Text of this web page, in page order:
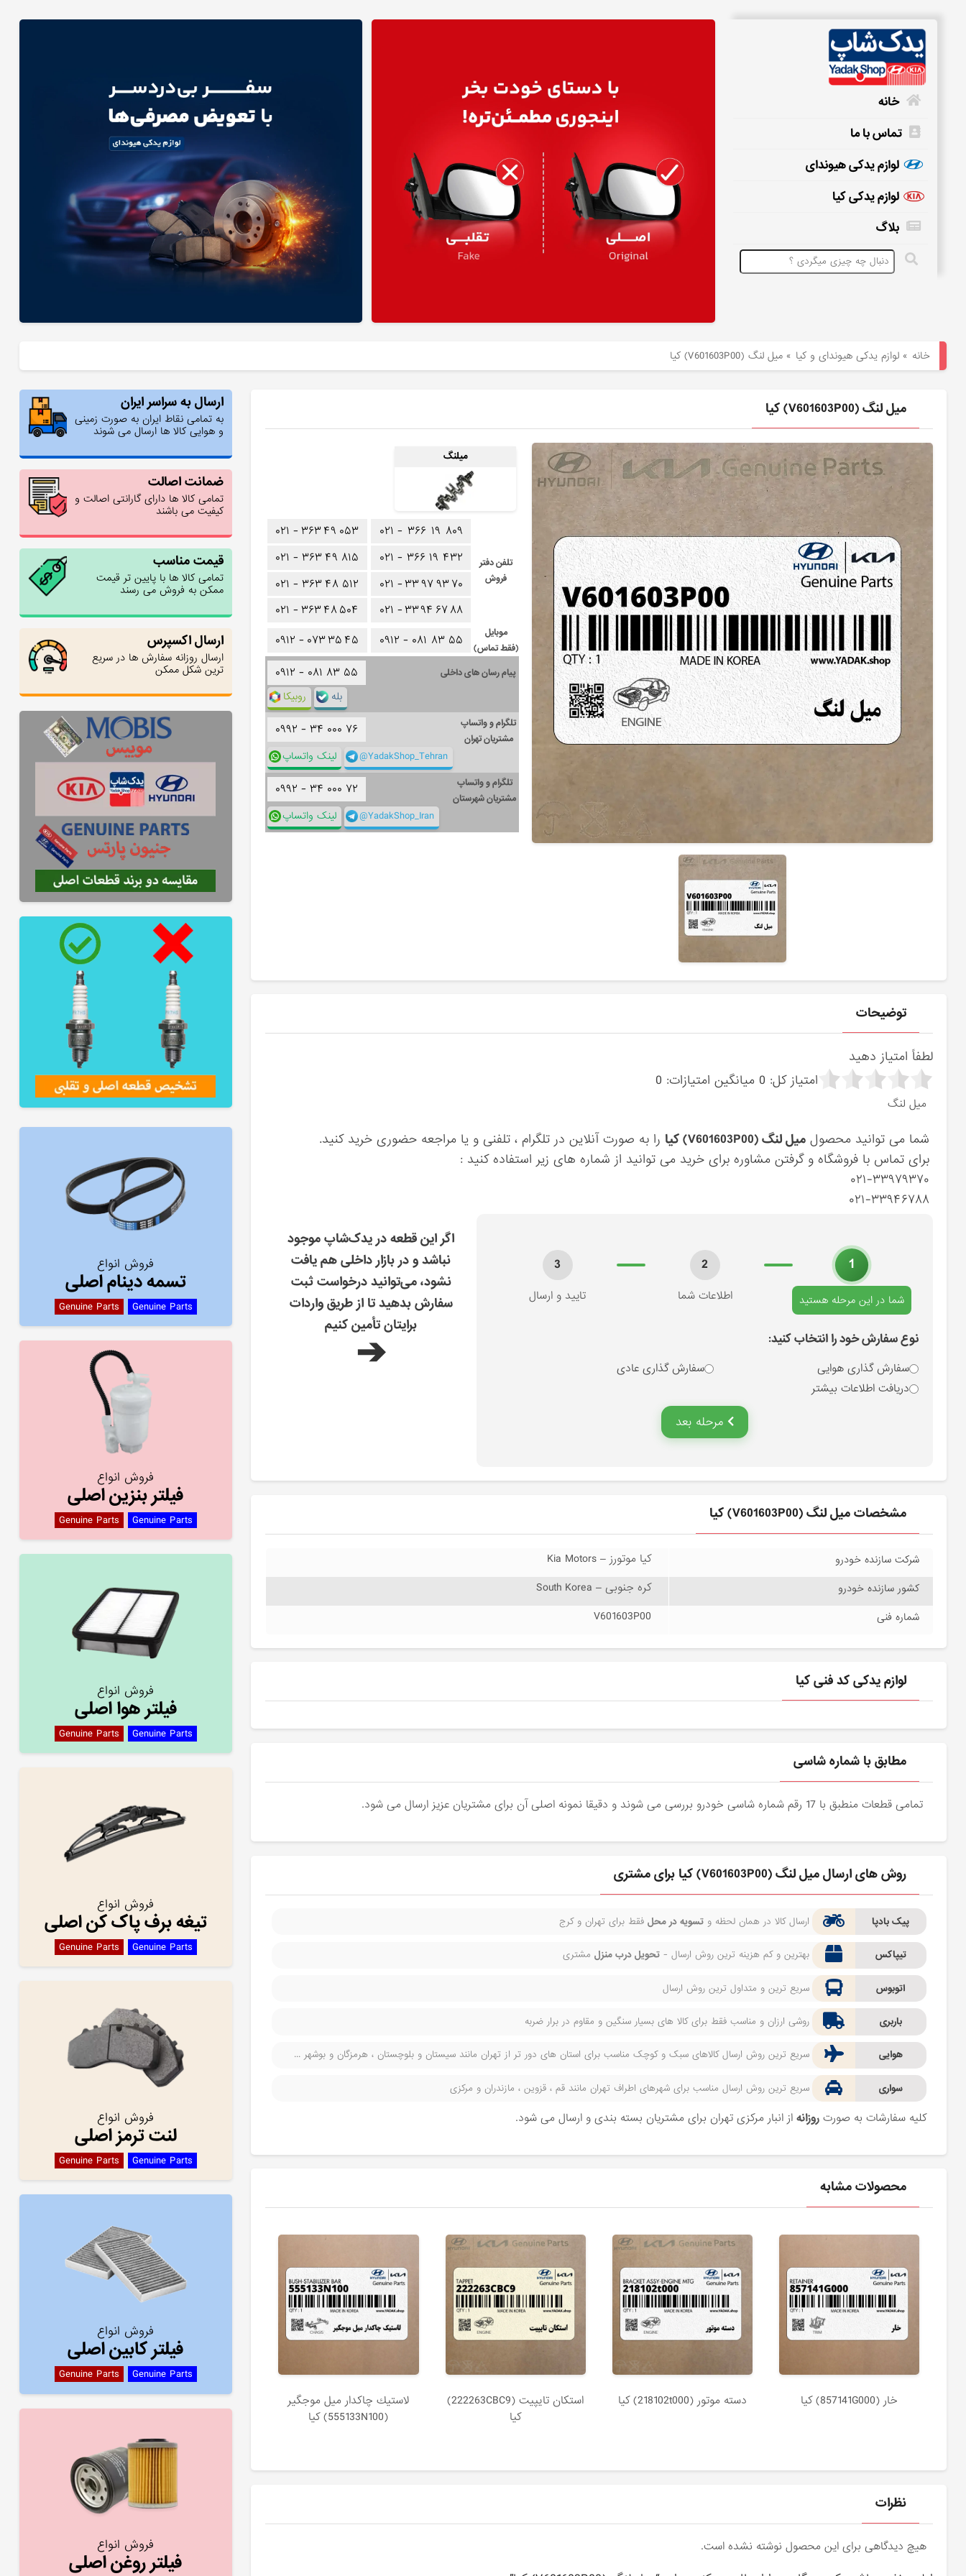
لوازم
خانه
تماس با ما
لوازم یدکی هیوندای
لوازم یدکی کیا
بلاگ
خانه »لوازم یدکی هیوندای و کیا »ميل لنگ (V601603P00) کیا
ارسال به سراسر ایران
به تمامی نقاط ایران به صورت زمینی
و هوایی کالا ها ارسال می شوند
ضمانت اصالت
تمامی کالا ها دارای گارانتی اصالت و
کیفیت می باشند
قیمت مناسب
تمامی کالا ها با پایین تر قیمت
ممکن به فروش می رسند
ارسال اکسپرس
ارسال روزانه سفارش ها در سریع
ترین شکل ممکن
ميل لنگ (V601603P00) کیا
میلنگ
تلفن دفتر
فروش
۰۲۱ - ۳۶۶ ۱۹ ۸۰۹
۰۲۱ - ۳۶۶ ۱۹ ۴۳۲
۰۲۱ -۳۳۹۷۹۳۷۰
۰۲۱ -۳۳۹۴ ۶۷۸۸
۰۲۱ - ۳۶۳۴۹ ۰۵۳
۰۲۱ - ۳۶۳ ۴۹ ۸۱۵
۰۲۱ - ۳۶۳ ۴۸ ۵۱۲
۰۲۱ - ۳۶۳۴۸۵۰۴
موبایل
(فقط تماس)
۰۹۱۲ - ۰۸۱ ۸۳ ۵۵ ۰۹۱۲ - ۰۷۳۳۵ ۴۵
پیام رسان های داخلی ۰۹۱۲ - ۰۸۱ ۸۳ ۵۵
روبیکا بله
تلگرام و واتساپ
مشتریان تهران
۰۹۹۲ - ۳۴ ۰۰۰ ۷۶
لینک واتساپ @YadakShop_Tehran
تلگرام و واتساپ
مشتریان شهرستان
۰۹۹۲ - ۳۴ ۰۰۰ ۷۲
لینک واتساپ @YadakShop_Iran
توضیحات
لطفاً امتیاز دهید
امتیاز کل: 0 میانگین امتیازات: 0
ميل لنگ
شما می توانید محصولميل لنگ (V601603P00) کیا
را به صورت آنلاین در تلگرام ، تلفنی و یا مراجعه حضوری خرید کنید.
برای تماس با فروشگاه و گرفتن مشاوره برای خرید می توانید از شماره های زیر استفاده کنید :
۰۲۱-۳۳۹۷۹۳۷۰
۰۲۱-۳۳۹۴۶۷۸۸
اگر این قطعه در یدک‌شاپ موجود
نباشد و در بازار داخلی هم یافت
نشود، می‌توانید درخواست ثبت
سفارش بدهید تا از طریق واردات
برایتان تأمین کنیم
➔
1
انتخاب نوع سفارش
شما در این مرحله هستید
2
اطلاعات شما
3
تایید و ارسال
نوع سفارش خود را انتخاب کنید:
سفارش گذاری هوایی
سفارش گذاری عادی
دریافت اطلاعات بیشتر
مرحله بعد
مشخصات ميل لنگ (V601603P00) کیا
شرکت سازنده خودرو کیا موتورز – Kia Motors
کشور سازنده خودرو کره جنوبی – South Korea
شماره فنی V601603P00
لوازم یدکی کد فنی کیا
مطابق با شماره شاسی
تمامی قطعات منطبق با 17 رقم شماره شاسی خودرو بررسی می شوند و دقیقا نمونه اصلی آن برای مشتریان عزیز ارسال می شود.
روش های ارسال ميل لنگ (V601603P00) کیا برای مشتری
پیک بادپا ارسال کالا در همان لحظه وتسویه در محل فقط برای تهران و کرج
تیپاکس بهترین و کم هزینه ترین روش ارسال -تحویل درب منزل مشتری
اتوبوس سریع ترین و متداول ترین روش ارسال
باربری روشی ارزان و مناسب فقط برای کالا های بسیار سنگین و مقاوم در برار ضربه
هوایی سریع ترین روش ارسال کالاهای سبک و کوچک مناسب برای استان های دور تر از تهران مانند سیستان و بلوچستان ، هرمزگان و بوشهر ...
سواری سریع ترین روش ارسال مناسب برای شهرهای اطراف تهران مانند قم ، قزوین ، مازندران و مرکزی
کلیه سفارشات به صورتروزانه از انبار مرکزی تهران برای مشتریان بسته بندی و ارسال می شود.
محصولات مشابه
خار (857141G000) کیا دسته موتور (218102t000) کیا
استكان تايپيت (222263CBC9)
کیا
لاستيك چاكدار ميل موجگير
(555133N100) کیا
نظرات
هیچ دیدگاهی برای این محصول نوشته نشده است.
فروش انواع
تسمه دینام اصلی
Genuine Parts Genuine Parts
فروش انواع
فیلتر بنزین اصلی
Genuine Parts Genuine Parts
فروش انواع
فیلتر هوا اصلی
Genuine Parts Genuine Parts
فروش انواع
تیغه برف پاک کن اصلی
Genuine Parts Genuine Parts
فروش انواع
لنت ترمز اصلی
Genuine Parts Genuine Parts
فروش انواع
فیلتر کابین اصلی
Genuine Parts Genuine Parts
فروش انواع
فیلتر روغن اصلی